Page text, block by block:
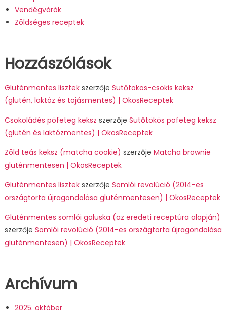
Vendégvárók
Zöldséges receptek
Hozzászólások
Gluténmentes lisztekszerzője Sütőtökös-csokis keksz
(glutén, laktóz és tojásmentes) | OkosReceptek
Csokoládés pöfeteg keksz szerzője Sütőtökös pöfeteg keksz
(glutén és laktózmentes) | OkosReceptek
Zöld teás keksz (matcha cookie) szerzője Matcha brownie
gluténmentesen | OkosReceptek
Gluténmentes lisztekszerzője Somlói revolúció (2014-es
országtorta újragondolása gluténmentesen) | OkosReceptek
Gluténmentes somlói galuska (az eredeti receptúra alapján)
szerzője Somlói revolúció (2014-es országtorta újragondolása
gluténmentesen) | OkosReceptek
Archívum
2025. október